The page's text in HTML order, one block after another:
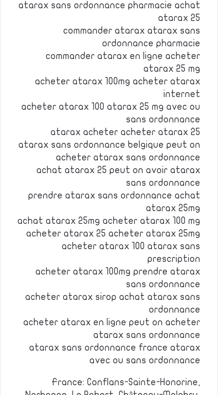
atarax sans ordonnance pharmacie achat
atarax 25
commander atarax atarax sans
ordonnance pharmacie
commander atarax en ligne acheter
atarax 25 mg
acheter atarax 100mg acheter atarax
internet
acheter atarax 100 atarax 25 mg avec ou
sans ordonnance
atarax acheter acheter atarax 25
atarax sans ordonnance belgique peut on
acheter atarax sans ordonnance
achat atarax 25 peut on avoir atarax
sans ordonnance
prendre atarax sans ordonnance achat
atarax 25mg
achat atarax 25mg acheter atarax 100 mg
acheter atarax 25 acheter atarax 25mg
acheter atarax 100 atarax sans
prescription
acheter atarax 100mg prendre atarax
sans ordonnance
acheter atarax sirop achat atarax sans
ordonnance
acheter atarax en ligne peut on acheter
atarax sans ordonnance
atarax sans ordonnance france atarax
avec ou sans ordonnance
France: Conflans-Sainte-Honorine,